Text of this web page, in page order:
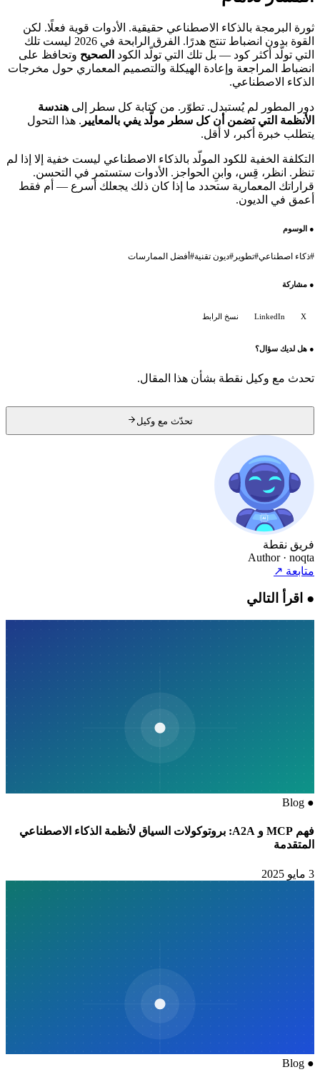
ثورة البرمجة بالذكاء الاصطناعي حقيقية. الأدوات قوية فعلًا. لكن
القوة بدون انضباط تنتج هدرًا. الفرق الرابحة في 2026 ليست تلك
التي تولّد أكثر كود — بل تلك التي تولّد الكودالصحيحوتحافظ على
انضباط المراجعة وإعادة الهيكلة والتصميم المعماري حول مخرجات
الذكاء الاصطناعي.
دور المطور لم يُستبدل. تطوّر. من كتابة كل سطر إلى هندسة
الأنظمة التي تضمن أن كل سطر مولّد يفي بالمعايير. هذا التحول
يتطلب خبرة أكبر، لا أقل.
التكلفة الخفية للكود المولّد بالذكاء الاصطناعي ليست خفية إلا إذا لم
تنظر. انظر، قِس، وابنِ الحواجز. الأدوات ستستمر في التحسن.
قراراتك المعمارية ستحدد ما إذا كان ذلك يجعلك أسرع — أم فقط
أعمق في الديون.
●الوسوم
ذكاء اصطناعي# تطوير# ديون تقنية#أفضل الممارسات
●مشاركة
LinkedIn نسخ الرابط
●هل لديك سؤال؟
تحدث مع وكيل نقطة بشأن هذا المقال.
تحدّث مع وكيل
فريق نقطة
Author · noqta
متابعة↗
●اقرأ التالي
●
Blog
فهم MCP و A2A: بروتوكولات السياق لأنظمة الذكاء الاصطناعي
المتقدمة
●
Blog